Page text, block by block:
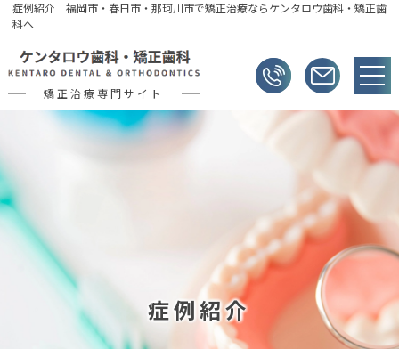
症例紹介｜福岡市・春日市・那珂川市で矯正治療ならケンタロウ歯科・矯正歯
科へ
矯正治療専門サイト
症例紹介